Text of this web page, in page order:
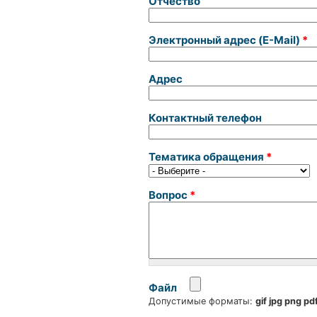
Электронный адрес (E-Mail) *
Адрес
Контактный телефон
Тематика обращения *
Вопрос *
Файл
Допустимые форматы: gif jpg png